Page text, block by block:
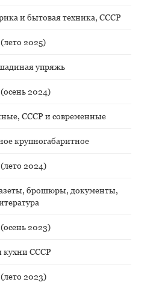
и бытовая техника, СССР
2025)
упряжь
2024)
СССР и современные
крупногабаритное
2024)
брошюры, документы,
2023)
кухни СССР
2023)